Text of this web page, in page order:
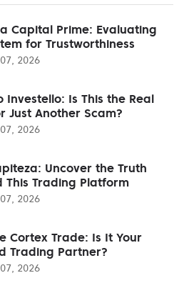
Capital Prime: Evaluating
for Trustworthiness
2026
Investello: Is This the Real
Just Another Scam?
2026
Uncover the Truth
This Trading Platform
2026
Cortex Trade: Is It Your
Trading Partner?
2026